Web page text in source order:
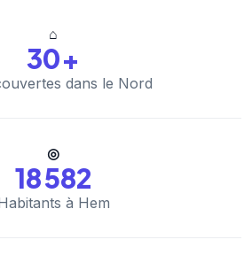
⌂
30+
dans le Nord
◎
18 582
à Hem